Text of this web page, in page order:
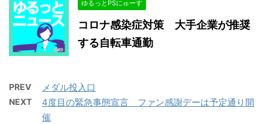
ゆるっとPSにゅーす
コロナ感染症対策 大手企業が推奨
する自転車通勤
PREV メダル投入口
NEXT
4度目の緊急事態宣言 ファン感謝デーは予定通り開
催